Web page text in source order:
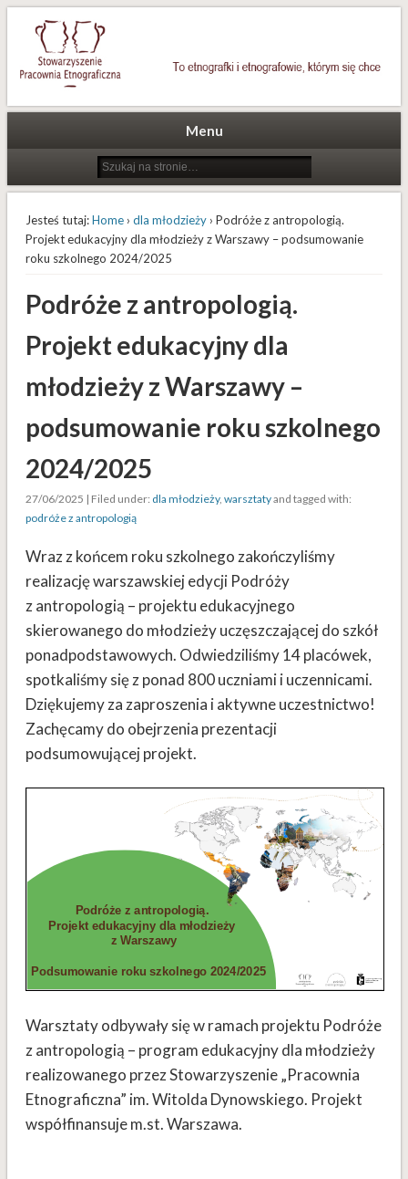
Stowarzyszenie Pracownia
Etnograficzna
To etnografki i etnografowie, którym się chce
Menu
Jesteś tutaj:Home› dla młodzieży› Podróże z antropologią.
Projekt edukacyjny dla młodzieży z Warszawy – podsumowanie
roku szkolnego 2024/2025
Podróże z antropologią.
Projekt edukacyjny dla
młodzieży z Warszawy –
podsumowanie roku szkolnego
2024/2025
27/06/2025 | Filed under: dla młodzieży, warsztatyand tagged with:
podróże z antropologią
Wraz z końcem roku szkolnego zakończyliśmy
realizację warszawskiej edycji Podróży
z antropologią – projektu edukacyjnego
skierowanego do młodzieży uczęszczającej do szkół
ponadpodstawowych. Odwiedziliśmy 14 placówek,
spotkaliśmy się z ponad 800 uczniami i uczennicami.
Dziękujemy za zaproszenia i aktywne uczestnictwo!
Zachęcamy do obejrzenia prezentacji
podsumowującej projekt.
Warsztaty odbywały się w ramach projektu Podróże
z antropologią – program edukacyjny dla młodzieży
realizowanego przez Stowarzyszenie „Pracownia
Etnograficzna” im. Witolda Dynowskiego. Projekt
współfinansuje m.st. Warszawa.